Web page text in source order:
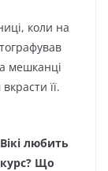
коли на
мешканці
її.
любить
Що